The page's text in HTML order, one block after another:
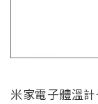
米家電子體溫